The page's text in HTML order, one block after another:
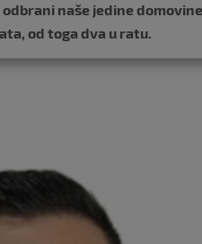
naše jedine
od toga dva u ratu.